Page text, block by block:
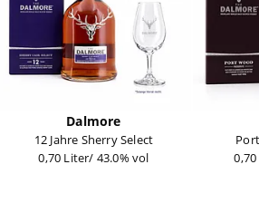
Dalmore
12 Jahre Sherry Select
0,70 Liter/ 43.0% vol